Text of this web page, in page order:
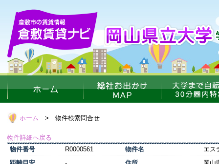
ホーム > 物件検索問合せ
物件詳細へ戻る
物件番号
R0000561 物件名
エス